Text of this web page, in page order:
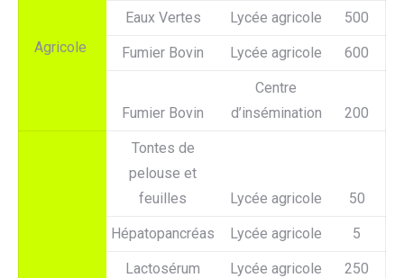
Agricole
Eaux Vertes Lycée agricole 500
Fumier Bovin Lycée agricole 600
Fumier Bovin
Centre
d’insémination
200
Tontes de
pelouse et
feuilles
Lycée agricole 50
Hépatopancréas Lycée agricole 5
Lactosérum Lycée agricole 250